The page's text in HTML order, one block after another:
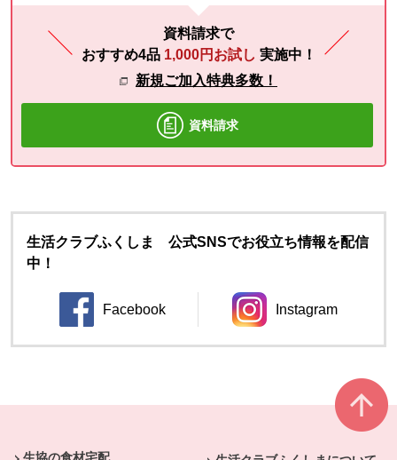
資料請求で
おすすめ4品 1,000円お試し 実施中！
新規ご加入特典多数！
資料請求
生活クラブふくしま 公式SNSでお役立ち情報を配信
中！
Facebook
別のウィンドウで開きます。
Instagram
別のウィンドウ